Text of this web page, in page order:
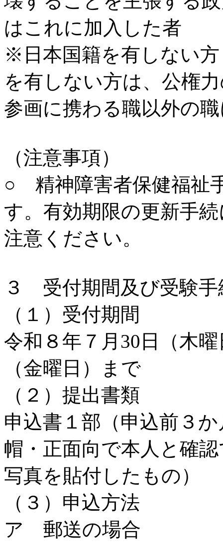
はこれに加入した者
※日本国籍を有しない
を有しない方は、公権
参画に携わる職以外の
（注意事項）
○ 精神障害者保健福祉
す。有効期限の更新手
注意ください。
３ 受付期間及び受験手
（１）受付期間
令和８年７月30日（木
（金曜日）まで
（２）提出書類
申込書１部（申込前３
帽・正面向で本人と確
写真を貼付したもの）
（３）申込方法
ア 郵送の場合